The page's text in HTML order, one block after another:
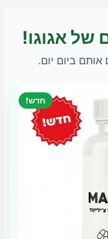
של אגוגו!
ביום יום.
חדש!